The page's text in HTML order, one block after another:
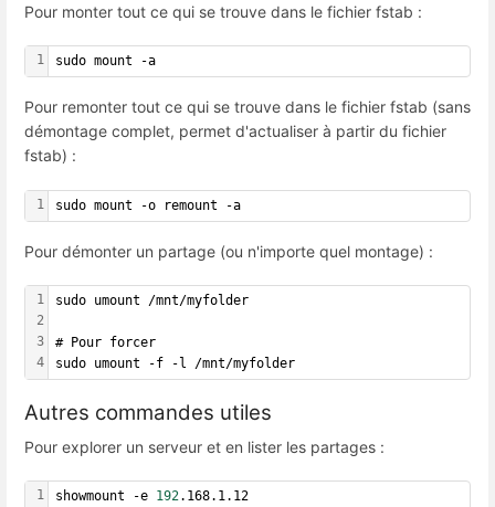
Pour monter tout ce qui se trouve dans le fichier fstab :
1 sudo mount -a
Pour remonter tout ce qui se trouve dans le fichier fstab (sans
démontage complet, permet d'actualiser à partir du fichier
fstab) :
1 sudo mount -o remount -a
Pour démonter un partage (ou n'importe quel montage) :
1
2
3
4
sudo umount /mnt/myfolder
# Pour forcer
sudo umount -f -l /mnt/myfolder
Autres commandes utiles
Pour explorer un serveur et en lister les partages :
1 showmount -e 192.168.1.12